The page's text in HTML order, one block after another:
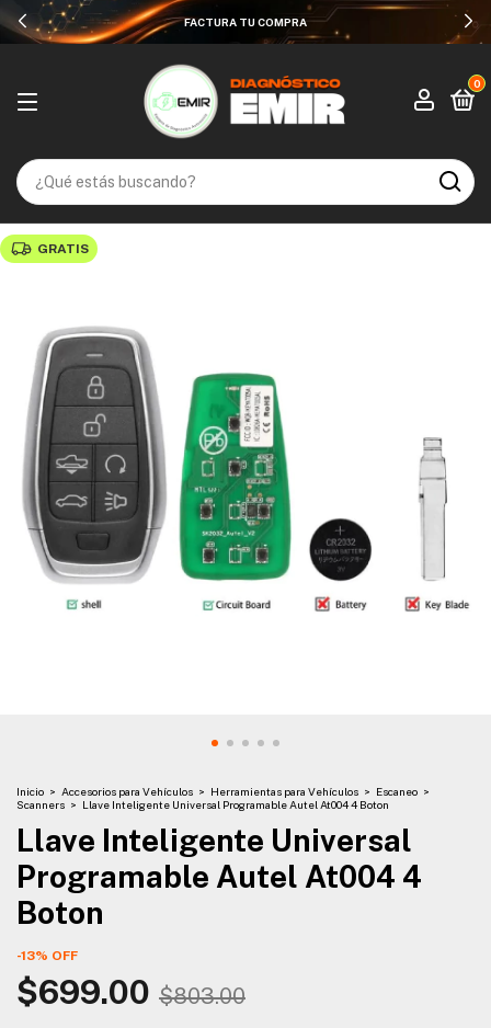
HASTA 12 MESES SIN INTERESES
0
GRATIS
Inicio > Accesorios para Vehículos > Herramientas para Vehículos > Escaneo >
Scanners > Llave Inteligente Universal Programable Autel At004 4 Boton
Llave Inteligente Universal
Programable Autel At004 4
Boton
-13% OFF
$699.00 $803.00